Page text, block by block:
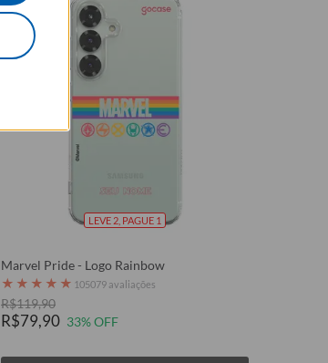
LEVE 2, PAGUE 1
Marvel Pride - Logo Rainbow
★ ★ ★ ★ ★ 105079 avaliações
R$119,90
R$79,90 33% OFF